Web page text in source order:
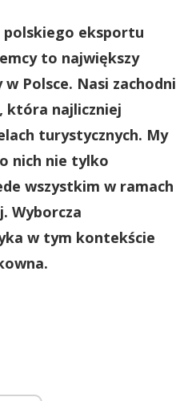
polskiego eksportu
to największy
Polsce. Nasi zachodni
która najliczniej
turystycznych. My
nich nie tylko
wszystkim w ramach
Wyborcza
w tym kontekście